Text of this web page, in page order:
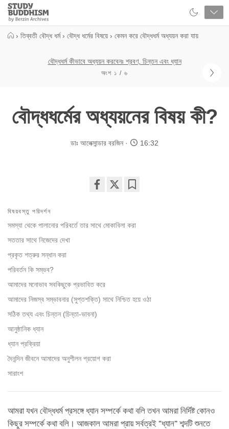
Close
Study
Buddhism
› তিব্বতী বৌদ্ধ ধর্ম › বৌদ্ধ ধর্মের বিষয়ে › কেমন করে বৌদ্ধধর্ম অধ্যয়ন করা যায়
বৌদ্ধধর্ম কীভাবে অধ্যয়ন করবেনঃ শ্রবণ, চিন্তন এবং ধ্যান
অংশ ১ / ৬
বৌদ্ধধর্মের অধ্যয়নের বিষয় কী?
ডাঃ আলেক্সান্ডার বরজিন 16:32
facebook
বিষয়বস্তু পরিদর্শন
সমস্যা থেকে পালানোর পরিবর্তে তার সাথে মোকাবিলা করা
সততার সাথে নিজেদের দেখা
প্রকৃত শত্রুর সন্ধান করা
পরিবর্তন কি সম্ভব?
আমাদের মনোভাব সবকিছুকে প্রভাবিত করে
আমাদের নিজস্ব সম্ভাবনার (সুপ্তশক্তি) সাথে নিশ্চিত হয়ে ওঠা
সঠিক তথ্য এবং চিন্তন (চিন্তা-ভাবনা)
আনুষ্ঠানিক ধ্যান
ধ্যান প্রক্রিয়া
দৈনন্দিন জীবনে আমাদের অনুশীলন প্রয়োগ করা
সারাংশ
আমরা যখন বৌদ্ধধর্ম প্রসঙ্গে ধ্যান সম্পর্কে কথা বলি তখন আমরা নির্দিষ্ট কোনও
কিছুর সম্পর্কে কথা বলি। আজকাল আমরা প্রায় সর্বত্রই “ধ্যান” শব্দটি শুনতে